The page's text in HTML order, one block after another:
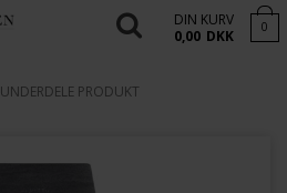
DIN KURV
0,00 DKK 0
UNDERDELE PRODUKT